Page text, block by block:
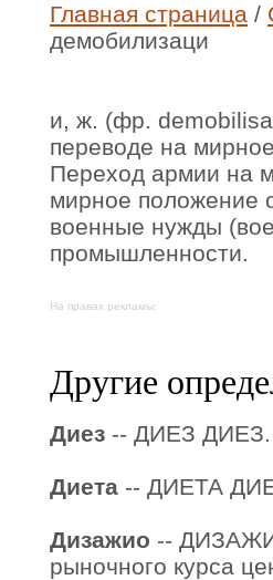
Главная страница /
демобилизаци
и, ж. (фр.
переводе на
Переход армии на
мирное положение
военные нужды
промышленности.
На правах рекламы:
Другие
Диез -- ДИЕЗ ДИЕЗ.
Диета -- ДИЕТА
Дизажио --
рыночного курса